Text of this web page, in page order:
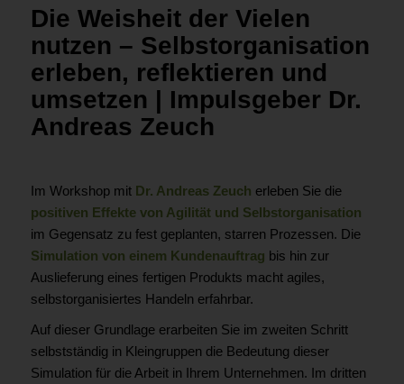
Die Weisheit der Vielen
nutzen – Selbstorganisation
erleben, reflektieren und
umsetzen | Impulsgeber Dr.
Andreas Zeuch
Im Workshop mit Dr. Andreas Zeuch erleben Sie die
positiven Effekte von Agilität und Selbstorganisation
im Gegensatz zu fest geplanten, starren Prozessen. Die
Simulation von einem Kundenauftrag bis hin zur
Auslieferung eines fertigen Produkts macht agiles,
selbstorganisiertes Handeln erfahrbar.
Auf dieser Grundlage erarbeiten Sie im zweiten Schritt
selbstständig in Kleingruppen die Bedeutung dieser
Simulation für die Arbeit in Ihrem Unternehmen. Im dritten